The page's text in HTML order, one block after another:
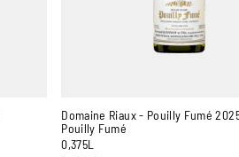
Domaine Riaux - Pouilly Fumé
Pouilly Fumé
0,375L